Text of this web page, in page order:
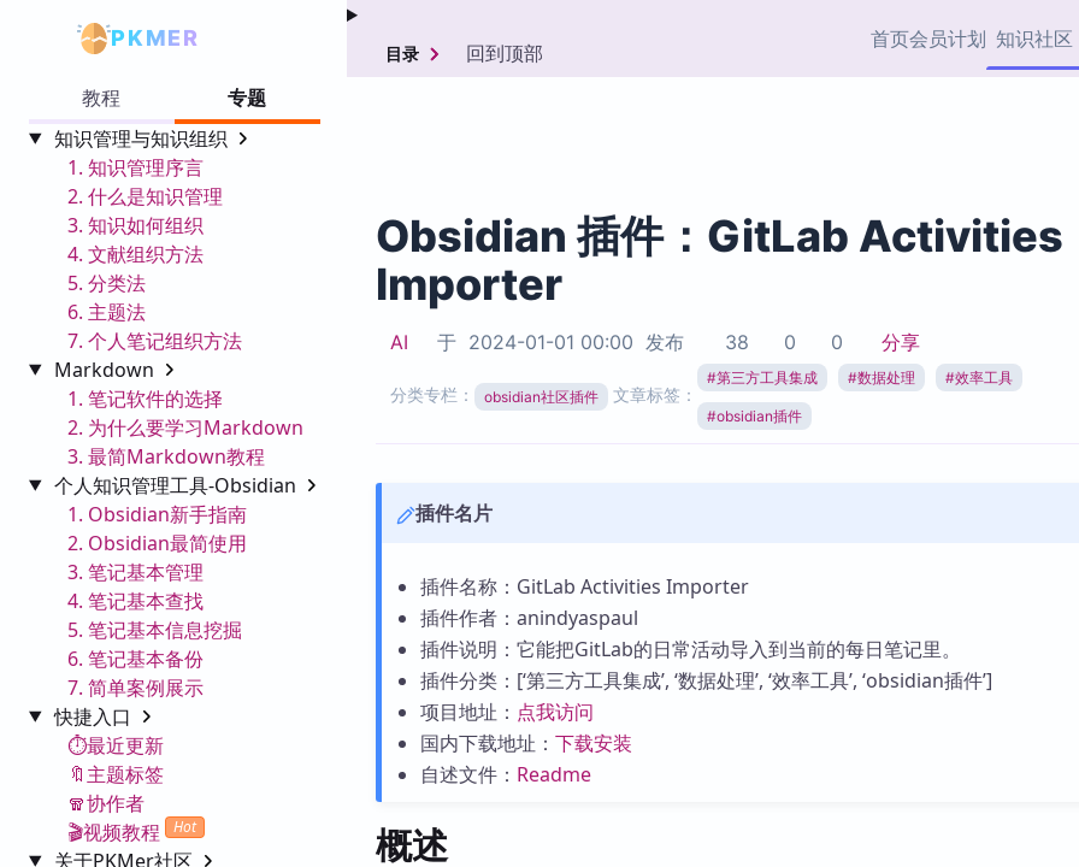
PKMER 首页会员计划 知识社区
协作者
Zotero 专题
Obsidian 专题
Zotero 插件
Zotero 插件资源与加速
教程
专题
知识管理与知识组织
1. 知识管理序言
2. 什么是知识管理
3. 知识如何组织
4. 文献组织方法
5. 分类法
6. 主题法
7. 个人笔记组织方法
Markdown
1. 笔记软件的选择
2. 为什么要学习Markdown
3. 最简Markdown教程
个人知识管理工具-Obsidian
1. Obsidian新手指南
2. Obsidian最简使用
3. 笔记基本管理
4. 笔记基本查找
5. 笔记基本信息挖掘
6. 笔记基本备份
7. 简单案例展示
快捷入口
⏱️最近更新
🔖主题标签
🧣协作者
🎬视频教程
Hot
关于PKMer社区
目录 回到顶部
Obsidian 插件：GitLab Activities
Importer
AI 于 2024-01-01 00:00 发布 38 0 0 分享
分类专栏： obsidian社区插件 文章标签：
#第三方工具集成 #数据处理 #效率工具
#obsidian插件
插件名片
插件名称：GitLab Activities Importer
插件作者：anindyaspaul
插件说明：它能把GitLab的日常活动导入到当前的每日笔记里。
插件分类：[‘第三方工具集成’, ‘数据处理’, ‘效率工具’, ‘obsidian插件’]
项目地址： 点我访问
国内下载地址： 下载安装
自述文件： Readme
概述